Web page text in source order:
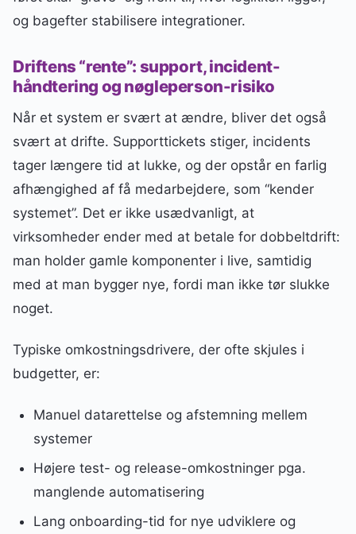
og bagefter stabilisere integrationer.
Driftens “rente”: support, incident-
håndtering og nøgleperson-risiko
Når et system er svært at ændre, bliver det også
svært at drifte. Supporttickets stiger, incidents
tager længere tid at lukke, og der opstår en farlig
afhængighed af få medarbejdere, som “kender
systemet”. Det er ikke usædvanligt, at
virksomheder ender med at betale for dobbeltdrift:
man holder gamle komponenter i live, samtidig
med at man bygger nye, fordi man ikke tør slukke
noget.
Typiske omkostningsdrivere, der ofte skjules i
budgetter, er:
Manuel datarettelse og afstemning mellem
systemer
Højere test- og release-omkostninger pga.
manglende automatisering
Lang onboarding-tid for nye udviklere og